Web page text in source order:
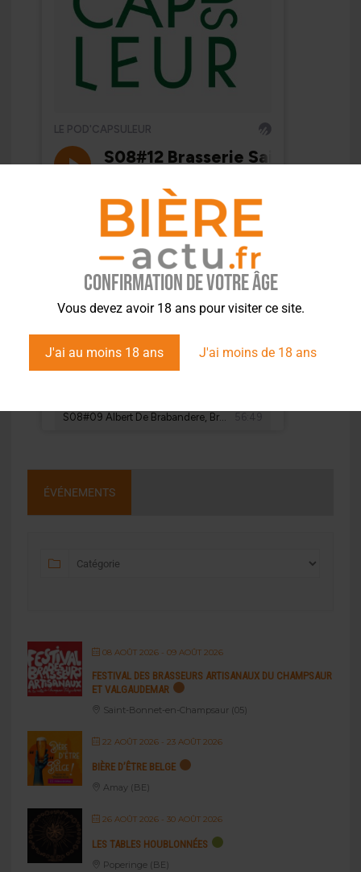
Confirmation de votre âge
Vous devez avoir 18 ans pour visiter ce site.
J'ai au moins 18 ans J'ai moins de 18 ans
ÉVÉNEMENTS
08 AOÛT 2026- 09 AOÛT 2026
FESTIVAL DES BRASSEURS ARTISANAUX DU CHAMPSAUR
ET VALGAUDEMAR
Saint-Bonnet-en-Champsaur (05)
22 AOÛT 2026- 23 AOÛT 2026
BIÈRE D’ÊTRE BELGE
Amay (BE)
26 AOÛT 2026- 30 AOÛT 2026
LES TABLES HOUBLONNÉES
Poperinge (BE)